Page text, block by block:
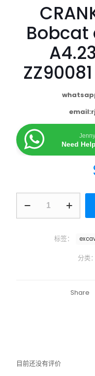
Bobcat
email:
Need
分类：
标签：
Share
目前还没有评价